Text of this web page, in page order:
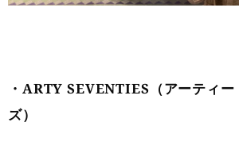
・ARTY SEVENTIES（アーティ
ズ）